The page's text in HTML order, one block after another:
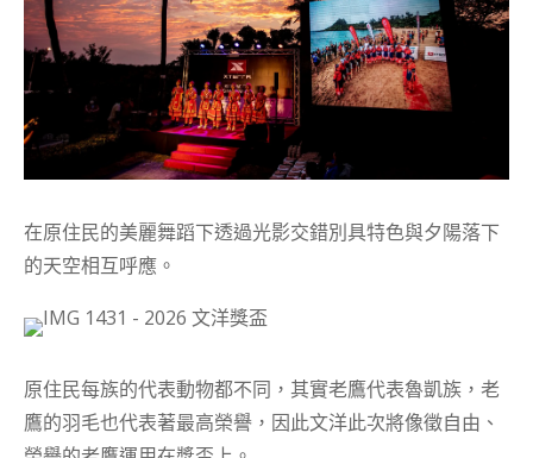
在原住民的美麗舞蹈下透過光影交錯別具特色與夕陽落下
的天空相互呼應。
原住民每族的代表動物都不同，其實老鷹代表魯凱族，老
鷹的羽毛也代表著最高榮譽，因此文洋此次將像徵自由、